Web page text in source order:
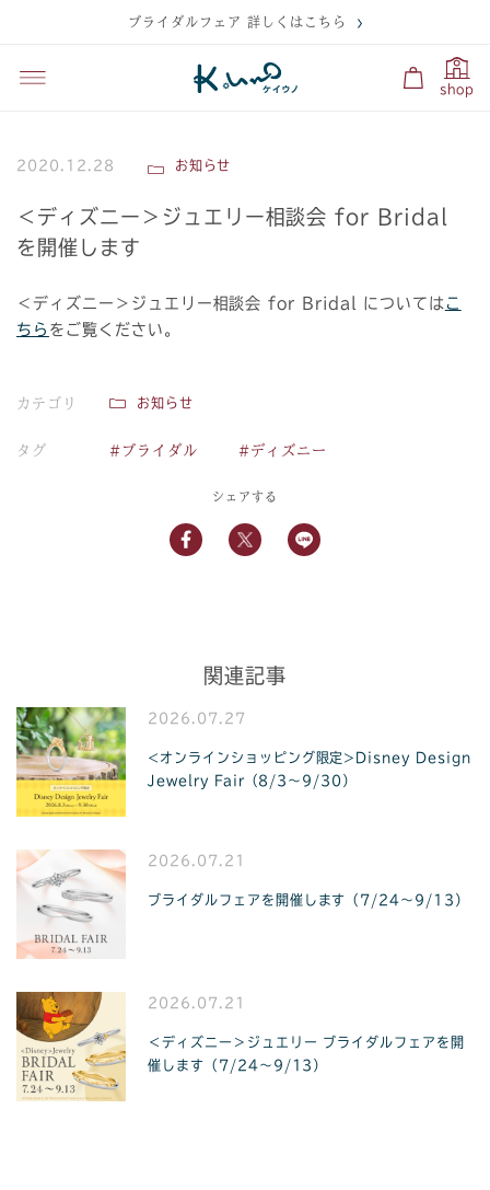
ブライダルフェア 詳しくはこちら
shop
2020.12.28 お知らせ
＜ディズニー＞ジュエリー相談会 for Bridal
を開催します
＜ディズニー＞ジュエリー相談会 for Bridal については こ
ちら をご覧ください。
カテゴリ お知らせ
タグ #ブライダル #ディズニー
シェアする
関連記事
2026.07.27
<オンラインショッピング限定>Disney Design
Jewelry Fair（8/3〜9/30）
2026.07.21
ブライダルフェアを開催します（7/24〜9/13）
2026.07.21
＜ディズニー＞ジュエリー ブライダルフェアを開
催します（7/24〜9/13）